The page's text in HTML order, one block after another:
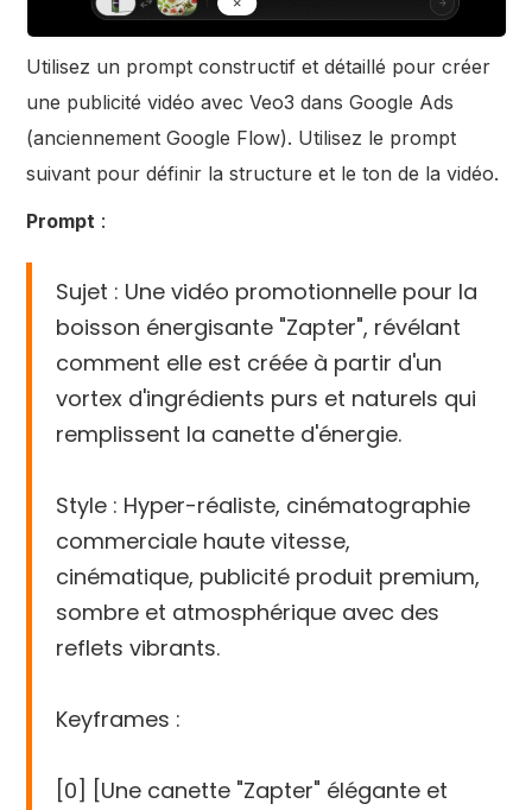
Utilisez un prompt constructif et détaillé pour créer
une publicité vidéo avec Veo3 dans Google Ads
(anciennement Google Flow). Utilisez le prompt
suivant pour définir la structure et le ton de la vidéo.
Prompt :
Sujet : Une vidéo promotionnelle pour la
boisson énergisante "Zapter", révélant
comment elle est créée à partir d'un
vortex d'ingrédients purs et naturels qui
remplissent la canette d'énergie.
Style : Hyper-réaliste, cinématographie
commerciale haute vitesse,
cinématique, publicité produit premium,
sombre et atmosphérique avec des
reflets vibrants.
Keyframes :
[0] [Une canette "Zapter" élégante et